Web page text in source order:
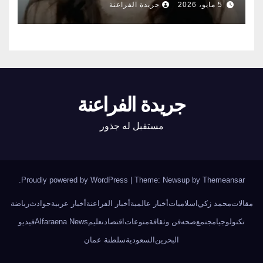
5 مايو، 2026 جريدة الفراعنة
جريدة الفراعنة
مستقبل له جذور
Proudly powered by WordPress Theme: Newsup by Themeansar
.
مقالاتمحمد زكي اسلامياتأخبار عالمية أخبار الفراعنة أخبار عربيةحوادثرياضة
تكنولوجيامجتمعصحهفن وثقافةمنوعات اقتصادتعليمAlfaraena Newsفيديو
البحرين السعوديةسلطنة عمان